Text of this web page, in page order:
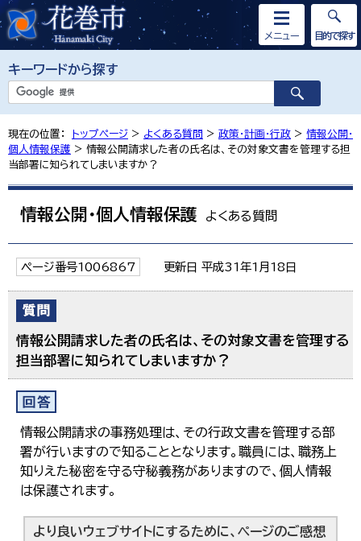
キーワードから探す
メニュー 目的で探す
現在の位置： トップページ > よくある質問 > 政策・計画・行政 > 情報公開・
個人情報保護 > 情報公開請求した者の氏名は、その対象文書を管理する担
当部署に知られてしまいますか？
情報公開・個人情報保護 よくある質問
ページ番号1006867 更新日 平成31年1月18日
情報公開請求した者の氏名は、その対象文書を管理する
担当部署に知られてしまいますか？
情報公開請求の事務処理は、その行政文書を管理する部
署が行いますので知ることとなります。職員には、職務上
知りえた秘密を守る守秘義務がありますので、個人情報
は保護されます。
より良いウェブサイトにするために、ページのご感想